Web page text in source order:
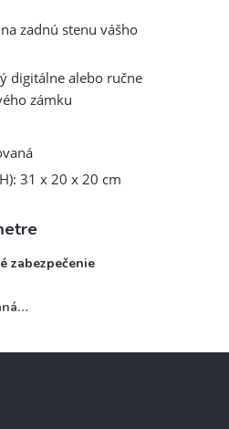
zadnú stenu vášho
digitálne alebo ručne
zámku
31 x 20 x 20 cm
zabezpečenie